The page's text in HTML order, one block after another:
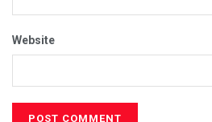
Website